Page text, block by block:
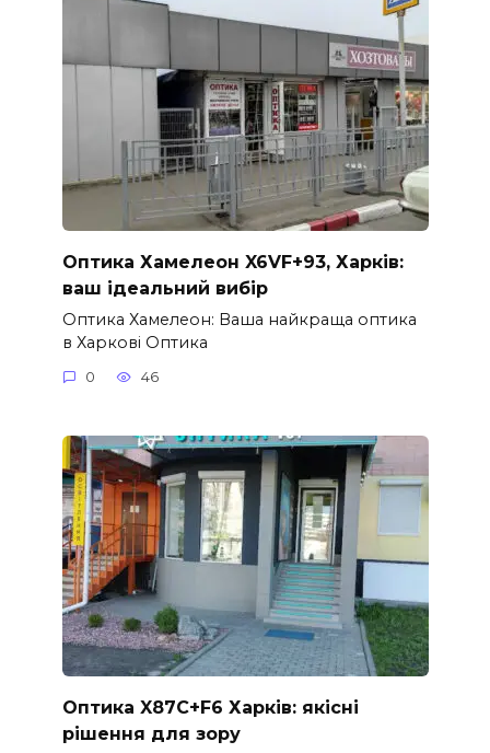
Оптика Хамелеон X6VF+93, Харків:
ваш ідеальний вибір
Оптика Хамелеон: Ваша найкраща оптика
в Харкові Оптика
0 46
Оптика X87C+F6 Харків: якісні
рішення для зору